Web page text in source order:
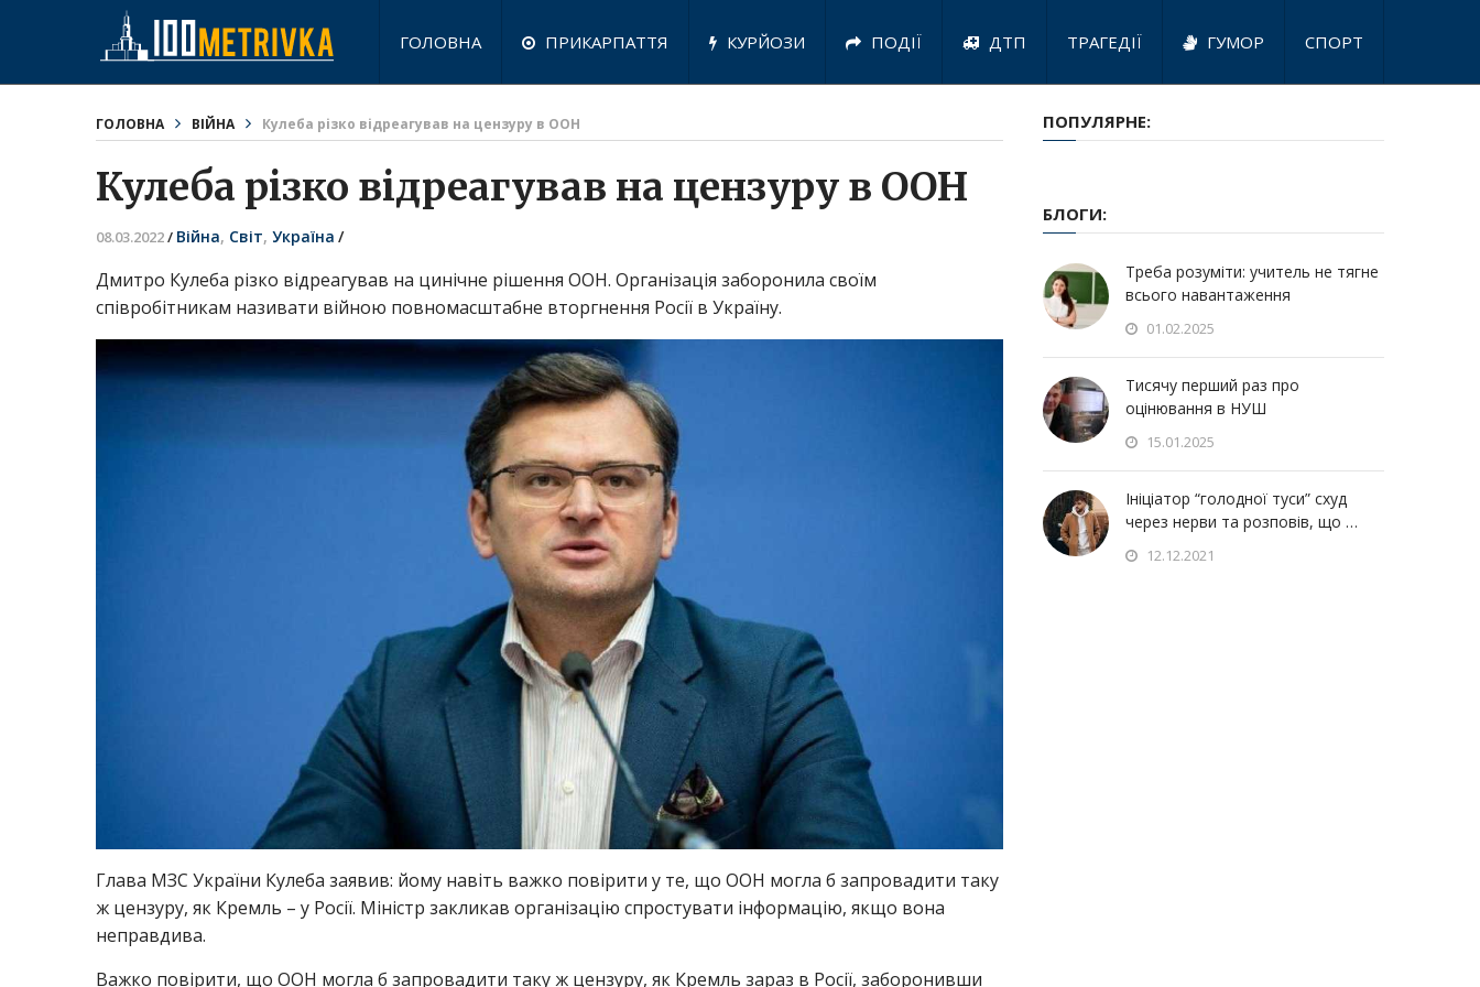
ГОЛОВНА ПРИКАРПАТТЯ КУРЙОЗИ ПОДІЇ ДТП ТРАГЕДІЇ ГУМОР СПОРТ
ГОЛОВНА ВІЙНА Кулеба різко відреагував на цензуру в ООН
Кулеба різко відреагував на цензуру в ООН
08.03.2022/ Війна, Світ, Україна /
Дмитро Кулеба різко відреагував на цинічне рішення ООН. Організація заборонила своїм
співробітникам називати війною повномасштабне вторгнення Росії в Україну.
Глава МЗС України Кулеба заявив: йому навіть важко повірити у те, що ООН могла б запровадити таку
ж цензуру, як Кремль – у Росії. Міністр закликав організацію спростувати інформацію, якщо вона
неправдива.
Важко повірити, що ООН могла б запровадити таку ж цензуру, як Кремль зараз в Росії, заборонивши
ПОПУЛЯРНЕ:
БЛОГИ:
Треба розуміти: учитель не тягне
всього навантаження
01.02.2025
Тисячу перший раз про
оцінювання в НУШ
15.01.2025
Ініціатор “голодної туси” схуд
через нерви та розповів, що …
12.12.2021